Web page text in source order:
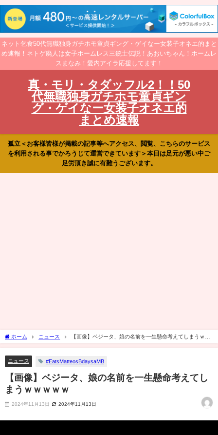
ネット乞食50代無職独身ガチホモ童貞ギング・ゲイなー女装子オネエ的まと
め速報！ネトゲ廃人は女子ホームレス三銃士伝説！あおいちゃん！ホームレ
スまなみ！愛内アイラ応援してます！
真・モリ・タダッフル2！！50
代無職独身ガチホモ童貞ギン
グ・ゲイなー女装子オネエ的
まとめ速報
孤立＜お客様皆様が掲載の記事等へアクセス、閲覧、こちらのサービス
を利用される事でかろうじて運営できています＞本日は足元が悪い中ご
足労頂き誠に有難うございます。
ホーム ニュース
【画像】ベジータ、娘の名前を一生懸命考えてしまうｗｗ
ｗｗｗ
ニュース #EatsMatteosBdaysaMB
【画像】ベジータ、娘の名前を一生懸命考えてし
まうｗｗｗｗｗ
2024年11月13日 2024年11月13日